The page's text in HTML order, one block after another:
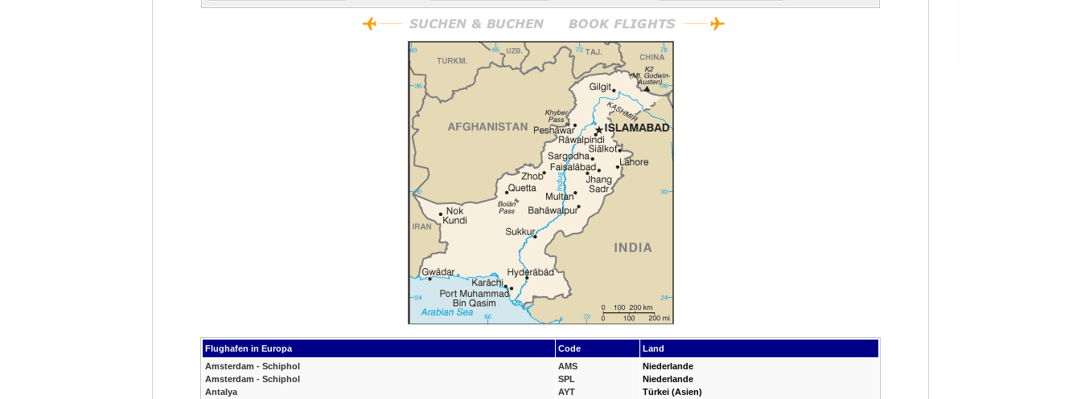
Flughafen in Europa Code
Land
Amsterdam - Schiphol
Amsterdam - Schiphol
Antalya
AMS
SPL
AYT
Niederlande
Niederlande
Türkei (Asien)